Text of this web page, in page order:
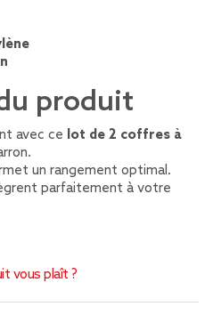
produit
avec ce lot de 2 coffres à
un rangement optimal.
parfaitement à votre
vous plaît ?